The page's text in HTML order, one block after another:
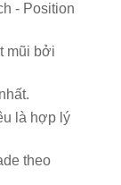
- Position
mũi bởi
là hợp lý
theo